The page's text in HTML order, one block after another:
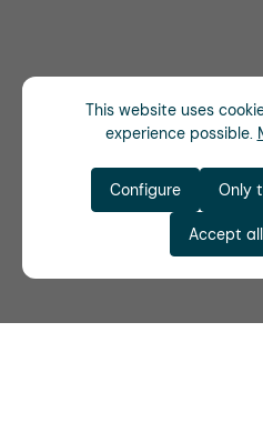
This website uses
experience possible.
Only
Configure
Accept